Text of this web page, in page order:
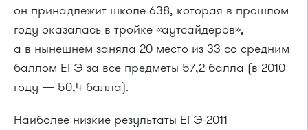
он принадлежит школе 638, которая в прошлом
году оказалась в тройке «аутсайдеров»,
а в нынешнем заняла 20 место из 33 со средним
баллом ЕГЭ за все предметы 57,2 балла (в 2010
году — 50,4 балла).
Наиболее низкие результаты ЕГЭ-2011